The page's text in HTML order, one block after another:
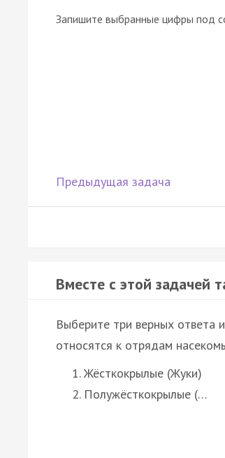
Запишите выбранные цифры под
Предыдущая задача
Вместе с этой задачей
Выберите три верных ответа
относятся к отрядам
Жёсткокрылые (Жуки)
Полужёсткокрылые (…